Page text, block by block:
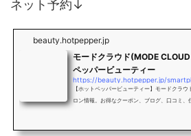
ネット予約↓
beauty.hotpepper.jp
モードクラウド(MODE
ペッパービューティー
https://beauty.hotpepper.jp/
【ホットペッパービューティー】モードクラ
ロン情報。お得なクーポン、ブログ、口コミ、